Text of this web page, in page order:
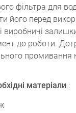
фільтра для
його перед
залишки
до роботи.
промивання
матеріали :